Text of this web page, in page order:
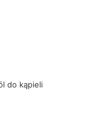
do kąpieli